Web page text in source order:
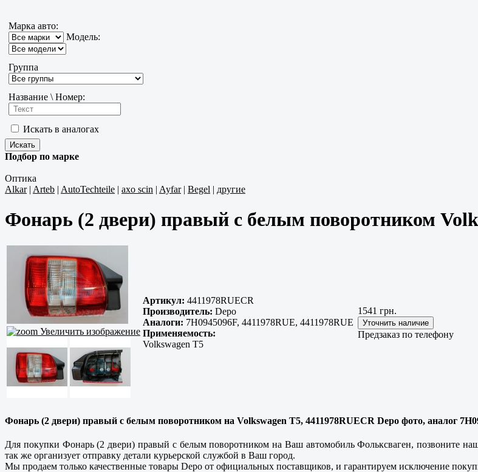
Марка авто:
Модель:
Группа
Название \ Номер:
Искать в аналогах
Подбор по марке
Оптика
Alkar| Arteb | AutoTechteile | axo scin | Ayfar| Begel | другие
Фонарь (2 двери) правый с белым поворотником
Увеличить изображение
Артикул: 4411978RUECR
Производитель: Depo
Аналоги: 7H0945096F, 4411978RUE, 4411978RUE
Применяемость:
Volkswagen T5
1541 грн.
Предзаказ по телефону
Фонарь (2 двери) правый с белым поворотником на Volkswagen T5, 4411978RUECR Depo фото, аналог
Для покупки Фонарь (2 двери) правый с белым поворотником на Ваш автомобиль Фольксваген, позвоните
так же организует отправку детали курьерской службой в Ваш город.
Мы продаем только качественные товары Depo от официальных поставщиков, и гарантируем исключение